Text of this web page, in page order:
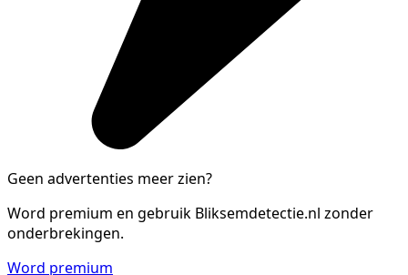
Geen advertenties meer zien?
Word premium en gebruik Bliksemdetectie.nl zonder
onderbrekingen.
Word premium